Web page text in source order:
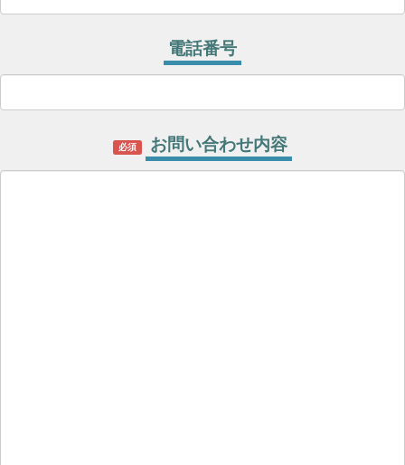
電話番号
必須 お問い合わせ内容